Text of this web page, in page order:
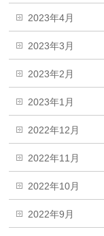
2023年4月
2023年3月
2023年2月
2023年1月
2022年12月
2022年11月
2022年10月
2022年9月